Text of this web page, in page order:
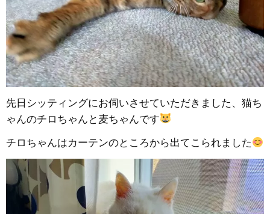
先日シッティングにお伺いさせていただきました、猫ち
ゃんのチロちゃんと麦ちゃんです
チロちゃんはカーテンのところから出てこられました